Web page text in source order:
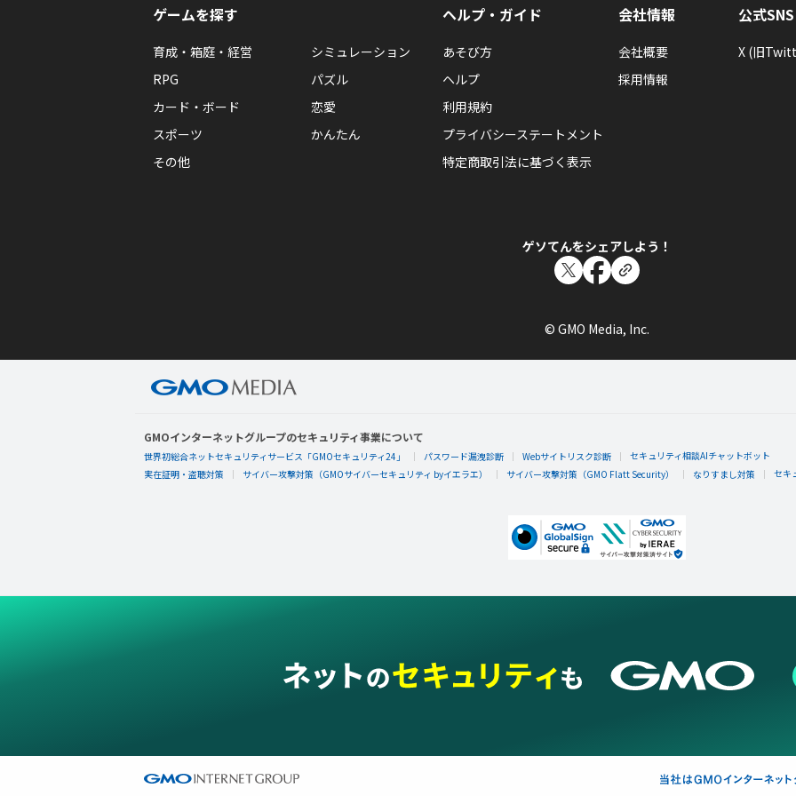
ゲームを探す
育成・箱庭・経営
シミュレーション
RPG
パズル
カード・ボード
恋愛
スポーツ
かんたん
その他
ヘルプ・ガイド
あそび方
ヘルプ
利用規約
プライバシーステートメント
特定商取引法に基づく表示
会社情報
会社概要
採用情報
公式SNS
X (旧
ゲソてんをシェアしよう！
© GMO Media, Inc.
GMOインターネットグループのセキュリティ事業について
世界初総合ネットセキュリティサービス「GMOセキュリティ24」 パスワード漏洩診断 Webサイトリスク診断
セキュリティ相談AIチャットボット
実在証明・盗聴対策
サイバー攻撃対策（GMOサイバーセキュリティ byイエラエ） サイバー攻撃対策（GMO Flatt Security） なりすまし対策 セキ